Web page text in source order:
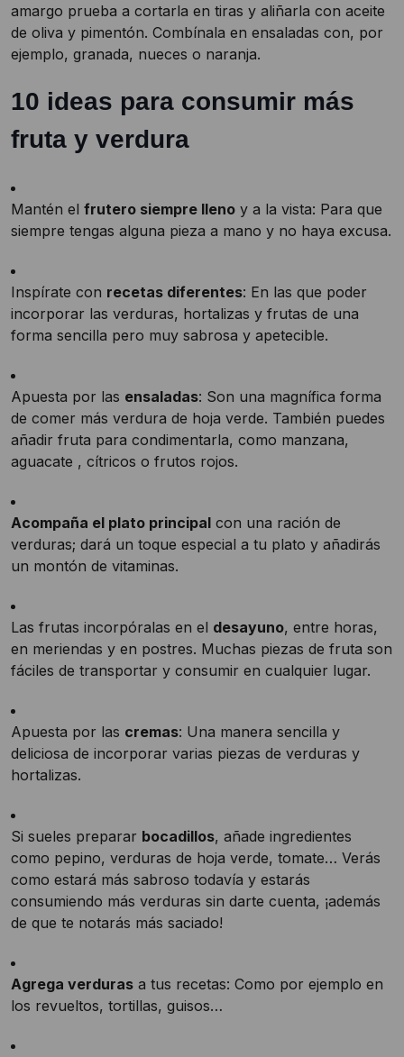
amargo prueba a cortarla en tiras y aliñarla con aceite
de oliva y pimentón. Combínala en ensaladas con, por
ejemplo, granada, nueces o naranja.
10 ideas para consumir más
fruta y verdura
Mantén el frutero siempre lleno y a la vista: Para que
siempre tengas alguna pieza a mano y no haya excusa.
Inspírate con recetas diferentes: En las que poder
incorporar las verduras, hortalizas y frutas de una
forma sencilla pero muy sabrosa y apetecible.
Apuesta por las ensaladas: Son una magnífica forma
de comer más verdura de hoja verde. También puedes
añadir fruta para condimentarla, como manzana,
aguacate , cítricos o frutos rojos.
Acompaña el plato principal con una ración de
verduras; dará un toque especial a tu plato y añadirás
un montón de vitaminas.
Las frutas incorpóralas en el desayuno, entre horas,
en meriendas y en postres. Muchas piezas de fruta son
fáciles de transportar y consumir en cualquier lugar.
Apuesta por las cremas: Una manera sencilla y
deliciosa de incorporar varias piezas de verduras y
hortalizas.
Si sueles preparar bocadillos, añade ingredientes
como pepino, verduras de hoja verde, tomate… Verás
como estará más sabroso todavía y estarás
consumiendo más verduras sin darte cuenta, ¡además
de que te notarás más saciado!
Agrega verduras a tus recetas: Como por ejemplo en
los revueltos, tortillas, guisos…